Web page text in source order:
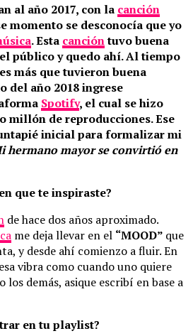
al año 2017, con la canción
momento se desconocía que yo
. Esta cancióntuvo buena
público y quedo ahí. Al tiempo
más que tuvieron buena
del año 2018 ingrese
Spotify, el cual se hizo
millón de reproducciones. Ese
inicial para formalizar mi
hermano mayor se convirtió en
que te inspiraste?
de hace dos años aproximado.
me deja llevar en el “MOOD” que
y desde ahí comienzo a fluir. En
vibra como cuando uno quiere
los demás, asique escribí en base a
en tu playlist?